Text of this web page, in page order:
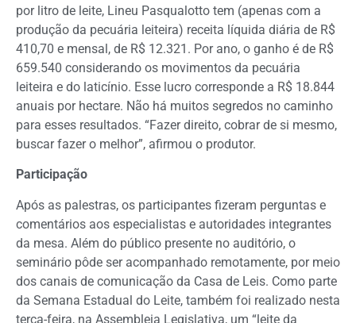
por litro de leite, Lineu Pasqualotto tem (apenas com a
produção da pecuária leiteira) receita líquida diária de R$
410,70 e mensal, de R$ 12.321. Por ano, o ganho é de R$
659.540 considerando os movimentos da pecuária
leiteira e do laticínio. Esse lucro corresponde a R$ 18.844
anuais por hectare. Não há muitos segredos no caminho
para esses resultados. “Fazer direito, cobrar de si mesmo,
buscar fazer o melhor”, afirmou o produtor.
Participação
Após as palestras, os participantes fizeram perguntas e
comentários aos especialistas e autoridades integrantes
da mesa. Além do público presente no auditório, o
seminário pôde ser acompanhado remotamente, por meio
dos canais de comunicação da Casa de Leis. Como parte
da Semana Estadual do Leite, também foi realizado nesta
terça-feira, na Assembleia Legislativa, um “leite da